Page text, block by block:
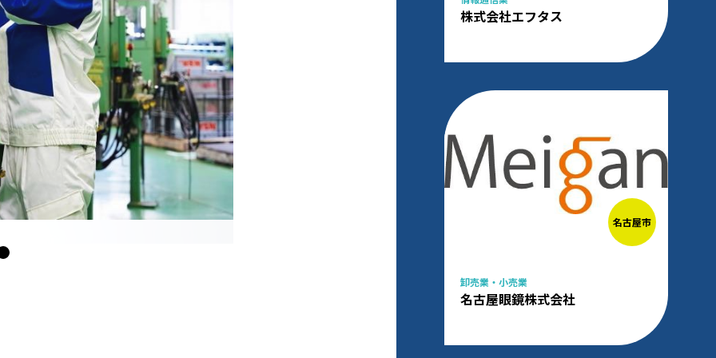
株式会社エフタス
名古屋市
卸売業・小売業
名古屋眼鏡株式会社